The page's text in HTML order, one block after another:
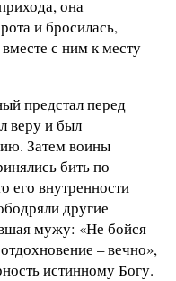
она
и бросилась,
с ним к месту
предстал перед
веру и был
Затем воины
бить по
его внутренности
другие
мужу: «Не бойся
– вечно»,
истинному Богу.